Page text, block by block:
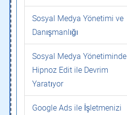
Sosyal Medya Yönetimi ve
Danışmanlığı
Sosyal Medya Yönetiminde
Hipnoz Edit ile Devrim
Yaratıyor
Google Ads ile İşletmenizi